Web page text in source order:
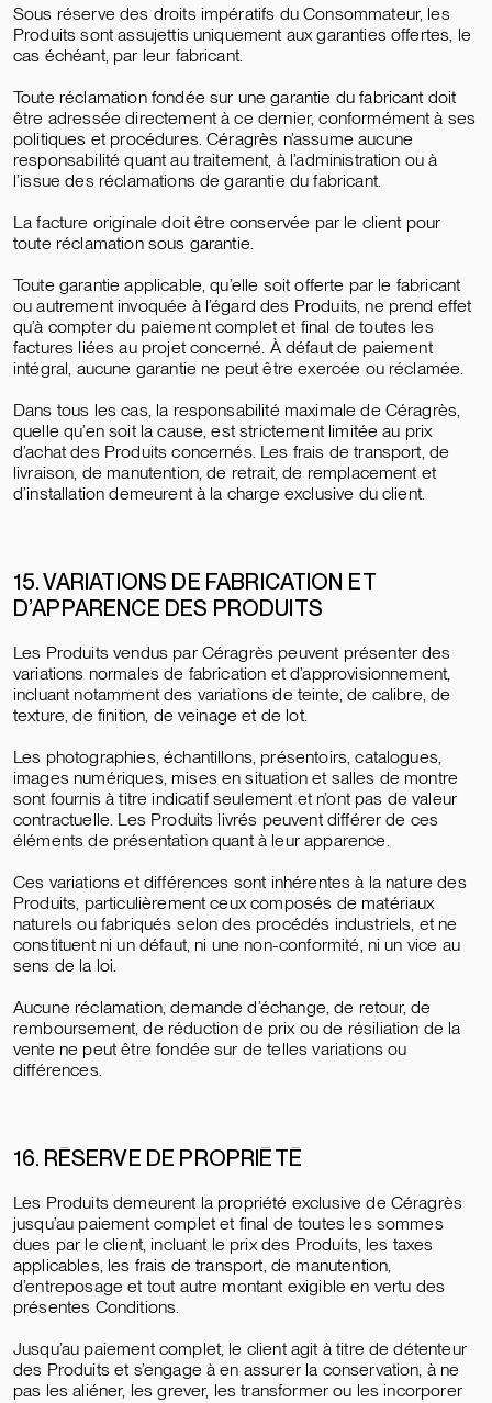
Sous réserve des droits impératifs du Consommateur, les
Produits sont assujettis uniquement aux garanties offertes, le
cas échéant, par leur fabricant.
Toute réclamation fondée sur une garantie du fabricant doit
être adressée directement à ce dernier, conformément à ses
politiques et procédures. Céragrès n’assume aucune
responsabilité quant au traitement, à l’administration ou à
l’issue des réclamations de garantie du fabricant.
La facture originale doit être conservée par le client pour
toute réclamation sous garantie.
Toute garantie applicable, qu’elle soit offerte par le fabricant
ou autrement invoquée à l’égard des Produits, ne prend effet
qu’à compter du paiement complet et final de toutes les
factures liées au projet concerné. À défaut de paiement
intégral, aucune garantie ne peut être exercée ou réclamée.
Dans tous les cas, la responsabilité maximale de Céragrès,
quelle qu’en soit la cause, est strictement limitée au prix
d’achat des Produits concernés. Les frais de transport, de
livraison, de manutention, de retrait, de remplacement et
d’installation demeurent à la charge exclusive du client.
15. VARIATIONS DE FABRICATION ET
D’APPARENCE DES PRODUITS
Les Produits vendus par Céragrès peuvent présenter des
variations normales de fabrication et d’approvisionnement,
incluant notamment des variations de teinte, de calibre, de
texture, de finition, de veinage et de lot.
Les photographies, échantillons, présentoirs, catalogues,
images numériques, mises en situation et salles de montre
sont fournis à titre indicatif seulement et n’ont pas de valeur
contractuelle. Les Produits livrés peuvent différer de ces
éléments de présentation quant à leur apparence.
Ces variations et différences sont inhérentes à la nature des
Produits, particulièrement ceux composés de matériaux
naturels ou fabriqués selon des procédés industriels, et ne
constituent ni un défaut, ni une non-conformité, ni un vice au
sens de la loi.
Aucune réclamation, demande d’échange, de retour, de
remboursement, de réduction de prix ou de résiliation de la
vente ne peut être fondée sur de telles variations ou
différences.
16. RÉSERVE DE PROPRIÉTÉ
Les Produits demeurent la propriété exclusive de Céragrès
jusqu’au paiement complet et final de toutes les sommes
dues par le client, incluant le prix des Produits, les taxes
applicables, les frais de transport, de manutention,
d’entreposage et tout autre montant exigible en vertu des
présentes Conditions.
Jusqu’au paiement complet, le client agit à titre de détenteur
des Produits et s’engage à en assurer la conservation, à ne
pas les aliéner, les grever, les transformer ou les incorporer